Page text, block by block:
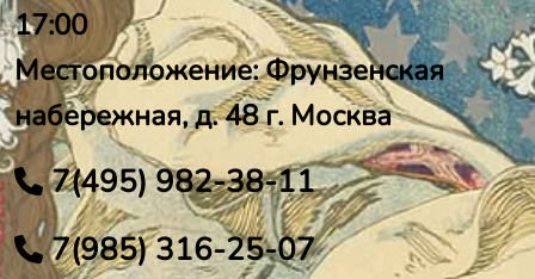
17:00
Местоположение: Фрунзенская
набережная, д. 48 г. Москва
7(495) 982-38-11
7(985) 316-25-07